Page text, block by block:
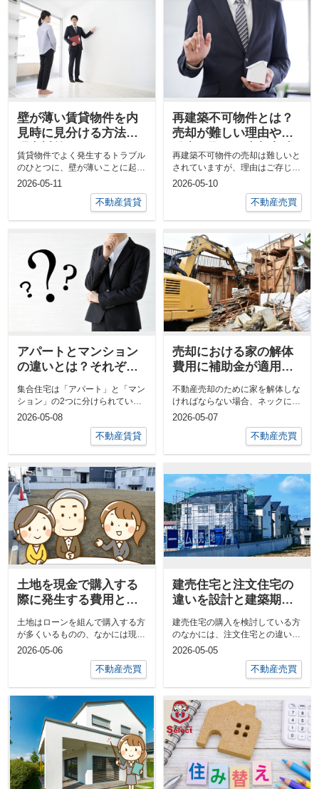
壁が薄い賃貸物件を内
見時に見分ける方法と
騒音対策について解
説！
賃貸物件でよく発生するトラブル
のひとつに、壁が薄いことに起因
する騒音問題があります。 「入
2026-05-11
不動産賃貸
再建築不可物件とは？
売却が難しい理由や不
動産買取など売却方法
を解説
再建築不可物件の売却は難しいと
されていますが、理由はご存じで
しょうか？ 今回は再建築不可物
2026-05-10
不動産売買
アパートとマンション
の違いとは？それぞれ
集合住宅は「アパート」と「マン
ション」の2つに分けられていま
すが、それぞれがどのように違う
2026-05-08
不動産賃貸
売却における家の解体
費用に補助金が適用で
解説！
不動産売却のために家を解体しな
ければならない場合、ネックにな
るのは解体費用ではないでしょう
2026-05-07
不動産売買
土地を現金で購入する
際に発生する費用と
は？メリット・デメリ
ットをご紹介
土地はローンを組んで購入する方
が多くいるものの、なかには現金
での支払いを考えている方もいる
2026-05-06
不動産売買
建売住宅と注文住宅の
違いを設計と建築期間
から比較！向いている
人もご紹介
建売住宅の購入を検討している方
のなかには、注文住宅との違いを
知りたい方もいらっしゃるのでは
2026-05-05
不動産売買